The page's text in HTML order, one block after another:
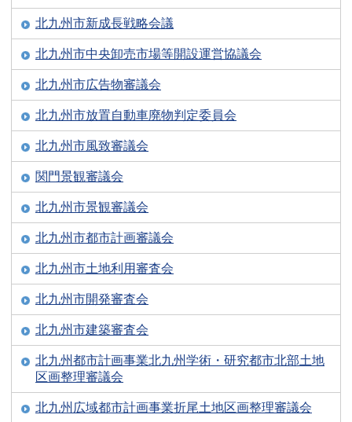
北九州市新成長戦略会議
北九州市中央卸売市場等開設運営協議会
北九州市広告物審議会
北九州市放置自動車廃物判定委員会
北九州市風致審議会
関門景観審議会
北九州市景観審議会
北九州市都市計画審議会
北九州市土地利用審査会
北九州市開発審査会
北九州市建築審査会
北九州都市計画事業北九州学術・研究都市北部土地
区画整理審議会
北九州広域都市計画事業折尾土地区画整理審議会